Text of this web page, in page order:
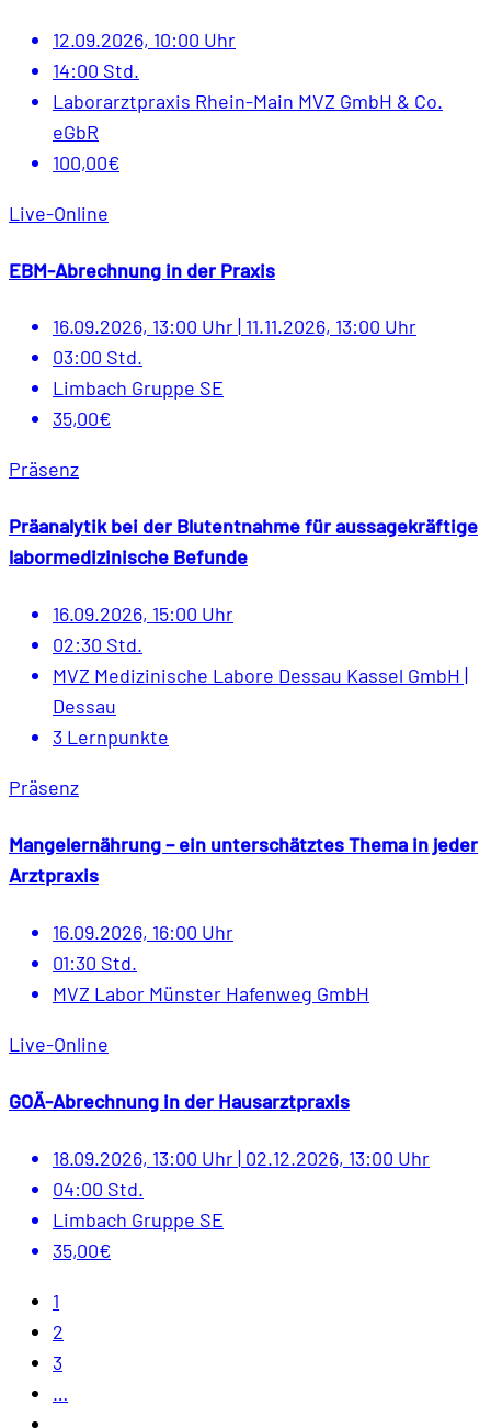
12.09.2026, 10:00 Uhr
14:00 Std.
Laborarztpraxis Rhein-Main MVZ GmbH & Co.
eGbR
100,00€
Live-Online
EBM-Abrechnung in der Praxis
16.09.2026, 13:00 Uhr| 11.11.2026, 13:00 Uhr
03:00 Std.
Limbach Gruppe SE
35,00€
Präsenz
Präanalytik bei der Blutentnahme für aussagekräftige
labormedizinische Befunde
16.09.2026, 15:00 Uhr
02:30 Std.
MVZ Medizinische Labore Dessau Kassel GmbH |
Dessau
3 Lernpunkte
Präsenz
Mangelernährung – ein unterschätztes Thema in jeder
Arztpraxis
16.09.2026, 16:00 Uhr
01:30 Std.
MVZ Labor Münster Hafenweg GmbH
Live-Online
GOÄ-Abrechnung in der Hausarztpraxis
18.09.2026, 13:00 Uhr| 02.12.2026, 13:00 Uhr
04:00 Std.
Limbach Gruppe SE
35,00€
1
2
3
…